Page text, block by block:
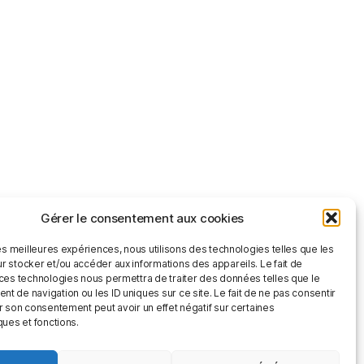
Gérer le consentement aux cookies
meilleures expériences, nous utilisons des technologies telles que les
stocker et/ou accéder aux informations des appareils. Le fait de
technologies nous permettra de traiter des données telles que le
de navigation ou les ID uniques sur ce site. Le fait de ne pas consentir
son consentement peut avoir un effet négatif sur certaines
et fonctions.